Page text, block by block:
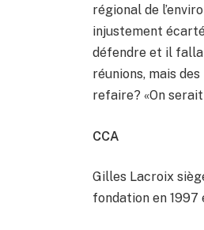
régional de
injustement
défendre et il
réunions, mais
refaire? «On
CCA
Gilles Lacroix
fondation en 1997